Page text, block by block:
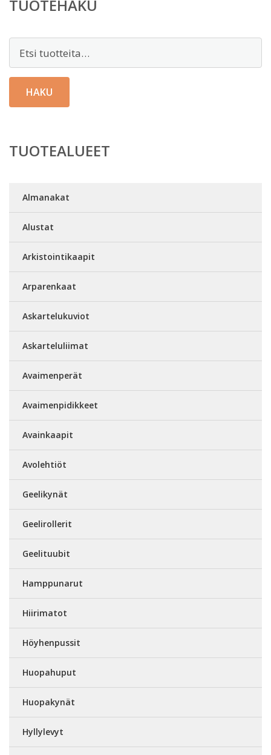
TUOTEHAKU
HAKU
TUOTEALUEET
Almanakat
Alustat
Arkistointikaapit
Arparenkaat
Askartelukuviot
Askarteluliimat
Avaimenperät
Avaimenpidikkeet
Avainkaapit
Avolehtiöt
Geelikynät
Geelirollerit
Geelituubit
Hamppunarut
Hiirimatot
Höyhenpussit
Huopahuput
Huopakynät
Hyllylevyt